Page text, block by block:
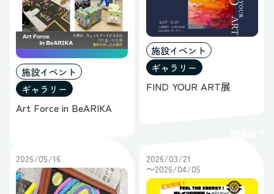
施設イベント
ギャラリー
Art Force in BeARIKA
施設イベント
ギャラリー
FIND YOUR ART展
2026/05/16
2026/03/21
～2026/04/05